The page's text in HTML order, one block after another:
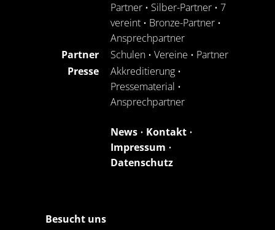
Partner • Silber-Partner • 7
vereint • Bronze-Partner •
Ansprechpartner
Partner
Schulen • Vereine • Partner
Presse
Akkreditierung •
Pressematerial •
Ansprechpartner
News • Kontakt •
Impressum •
Datenschutz
Besucht uns